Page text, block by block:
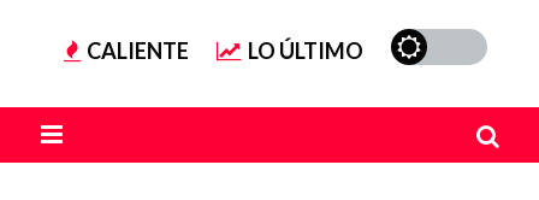
CALIENTE LO ÚLTIMO